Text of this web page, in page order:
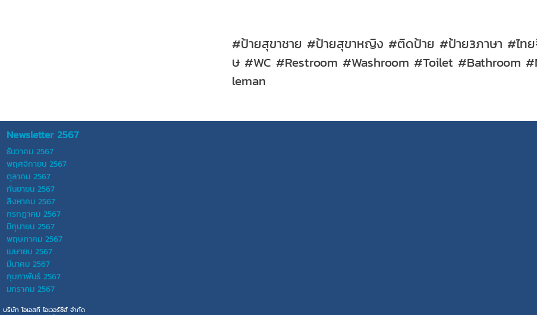
#ป้ายสุขาชาย #ป้ายสุขาหญิง #ติดป้าย #ป้าย3ภาษา #ไ
ษ #WC #Restroom #Washroom #Toilet #Bathroom
leman
Newsletter 2567
ธันวาคม 2567
พฤศจิกายน 2567
ตุลาคม 2567
กันยายน 2567
สิงหาคม 2567
กรกฎาคม 2567
มิถุนายน 2567
พฤษภาคม 2567
เมษายน 2567
มีนาคม 2567
กุมภาพันธ์ 2567
มกราคม 2567
บริษัท โอเอสที โอเวอร์ซีส์ จำกัด